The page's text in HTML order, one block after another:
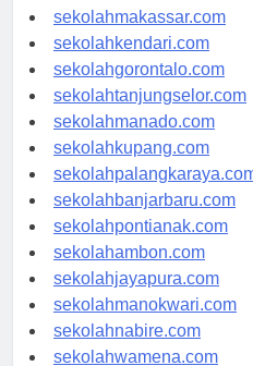
sekolahpalu.com
sekolahmakassar.com
sekolahkendari.com
sekolahgorontalo.com
sekolahtanjungselor.com
sekolahmanado.com
sekolahkupang.com
sekolahpalangkaraya.com
sekolahbanjarbaru.com
sekolahpontianak.com
sekolahambon.com
sekolahjayapura.com
sekolahmanokwari.com
sekolahnabire.com